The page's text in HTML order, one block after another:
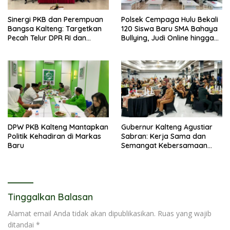
Sinergi PKB dan Perempuan
Bangsa Kalteng: Targetkan
Pecah Telur DPR RI dan
Polsek Cempaga Hulu Bekali
120 Siswa Baru SMA Bahaya
Bullying, Judi Online hingga
DPW PKB Kalteng Mantapkan
Politik Kehadiran di Markas
Baru
Gubernur Kalteng Agustiar
Sabran: Kerja Sama dan
Semangat Kebersamaan
Tinggalkan Balasan
Alamat email Anda tidak akan dipublikasikan. Ruas yang wajib
ditandai *